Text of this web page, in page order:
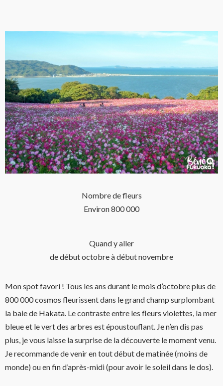
Nombre de fleurs
Environ 800 000
Quand y aller
de début octobre à début novembre
Mon spot favori ! Tous les ans durant le mois d’octobre plus de
800 000 cosmos fleurissent dans le grand champ surplombant
la baie de Hakata. Le contraste entre les fleurs violettes, la mer
bleue et le vert des arbres est époustouflant. Je n’en dis pas
plus, je vous laisse la surprise de la découverte le moment venu.
Je recommande de venir en tout début de matinée (moins de
monde) ou en fin d’après-midi (pour avoir le soleil dans le dos).